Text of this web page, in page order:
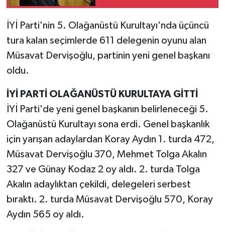
İYİ Parti'nin 5. Olağanüstü Kurultayı'nda üçüncü
tura kalan seçimlerde 611 delegenin oyunu alan
Müsavat Dervişoğlu, partinin yeni genel başkanı
oldu.
İYİ PARTİ OLAĞANÜSTÜ KURULTAYA GİTTİ
İYİ Parti'de yeni genel başkanın belirleneceği 5.
Olağanüstü Kurultayı sona erdi. Genel başkanlık
için yarışan adaylardan Koray Aydın 1. turda 472,
Müsavat Dervişoğlu 370, Mehmet Tolga Akalın
327 ve Günay Kodaz 2 oy aldı. 2. turda Tolga
Akalın adaylıktan çekildi, delegeleri serbest
bıraktı. 2. turda Müsavat Dervişoğlu 570, Koray
Aydın 565 oy aldı.
OTOMOTİV
YAŞAM